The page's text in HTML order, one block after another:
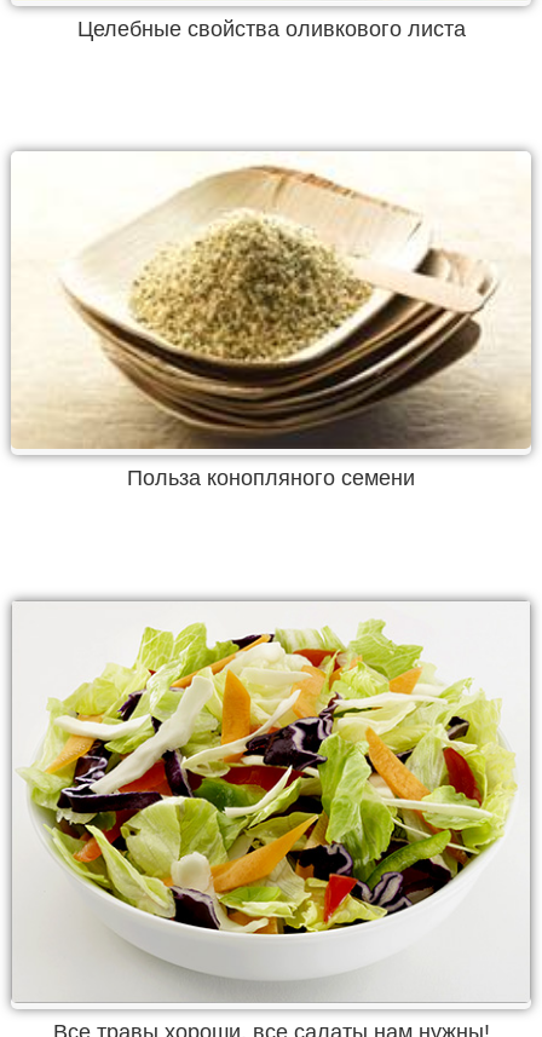
Целебные свойства оливкового листа
Польза конопляного семени
Все травы хороши, все салаты нам нужны!